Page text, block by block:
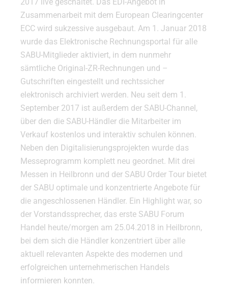
2017 live geschaltet. Das EDI-Angebot in
Zusammenarbeit mit dem European Clearingcenter
ECC wird sukzessive ausgebaut. Am 1. Januar 2018
wurde das Elektronische Rechnungsportal für alle
SABU-Mitglieder aktiviert, in dem nunmehr
sämtliche Original-ZR-Rechnungen und –
Gutschriften eingestellt und rechtssicher
elektronisch archiviert werden. Neu seit dem 1.
September 2017 ist außerdem der SABU-Channel,
über den die SABU-Händler die Mitarbeiter im
Verkauf kostenlos und interaktiv schulen können.
Neben den Digitalisierungsprojekten wurde das
Messeprogramm komplett neu geordnet. Mit drei
Messen in Heilbronn und der SABU Order Tour bietet
der SABU optimale und konzentrierte Angebote für
die angeschlossenen Händler. Ein Highlight war, so
der Vorstandssprecher, das erste SABU Forum
Handel heute/morgen am 25.04.2018 in Heilbronn,
bei dem sich die Händler konzentriert über alle
aktuell relevanten Aspekte des modernen und
erfolgreichen unternehmerischen Handels
informieren konnten.